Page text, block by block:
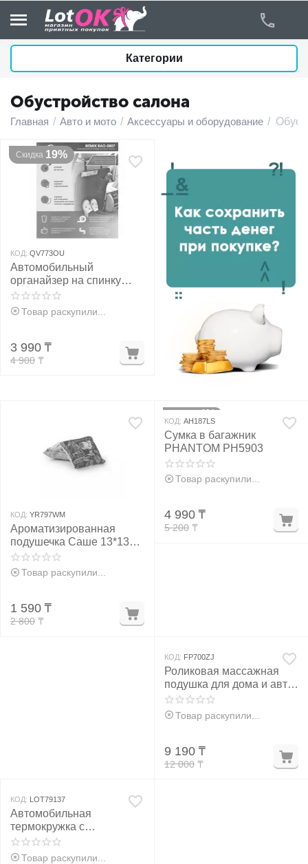
Категории
Обустройство салона
Главная / Авто и мото / Аксессуары и оборудование /
Скидка 19%
КОД: QV773OU
Автомобильный
органайзер на спинку
сидения RAO-0807
Товар раскупили...
4 900 ₸
3 990 ₸
КОД: YR797WM
Ароматизированная
подушечка Саше 13*13
см
Товар раскупили...
2 800 ₸
1 590 ₸
4%
КОД: AH187LS
Сумка в багажник
PHANTOM PH5903
Товар раскупили...
5 200 ₸
4 990 ₸
КОД: FP700ZJ
Роликовая массажная
подушка для дома и авто
CHM-8028
Товар раскупили...
12 000 ₸
9 190 ₸
КОД: LOT79137
Автомобильная
термокружка с
электроподогревом
Товар раскупили...